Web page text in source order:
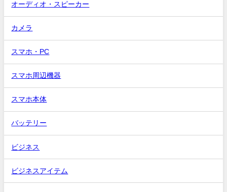
オーディオ・スピーカー
カメラ
スマホ・PC
スマホ周辺機器
スマホ本体
バッテリー
ビジネス
ビジネスアイテム